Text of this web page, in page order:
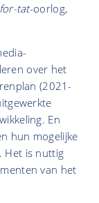
tat-oorlog,
over het
(2021-
En
hun mogelijke
Het is nuttig
van het